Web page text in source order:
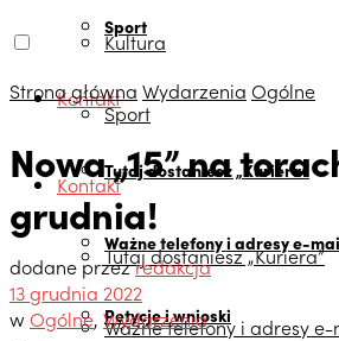
Sport
Kontakt
Tutaj dostaniesz „Kuriera”
Ważne telefony i adresy e-
Petycje i wnioski
Kultura
Sport
Kontakt
Tutaj dostaniesz „Kuriera”
Ważne telefony i adresy
Strona główna Wydarzenia Ogólne
Nowa „15” na
grudnia!
dodane przezredakcja
13 grudnia 2022
wOgólne, Wydarzenia